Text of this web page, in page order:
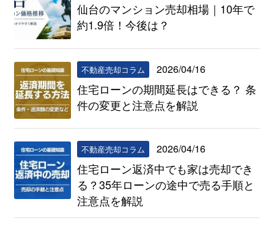
仙台のマンション売却相場｜10年で
約1.9倍！今後は？
不動産売却コラム 2026/04/16
住宅ローンの期間延長はできる？ 条
件の変更と注意点を解説
不動産売却コラム 2026/04/16
住宅ローン返済中でも家は売却でき
る？35年ローンの途中で売る手順と
注意点を解説